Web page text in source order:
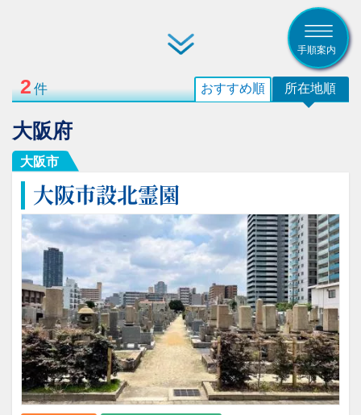
手順案内
2件 所在地順
おすすめ順
大阪府
大阪市
大阪市設北霊園